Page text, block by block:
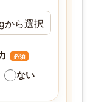
必須
ない